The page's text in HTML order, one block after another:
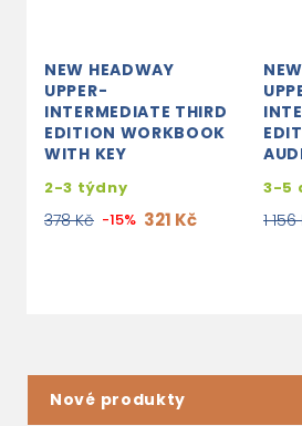
NEW HEADWAY
UPPER-
INTERMEDIATE THIRD
EDITION WORKBOOK
WITH KEY
2-3 týdny
378 Kč -15% 321 Kč
3-5
1
Nové produkty